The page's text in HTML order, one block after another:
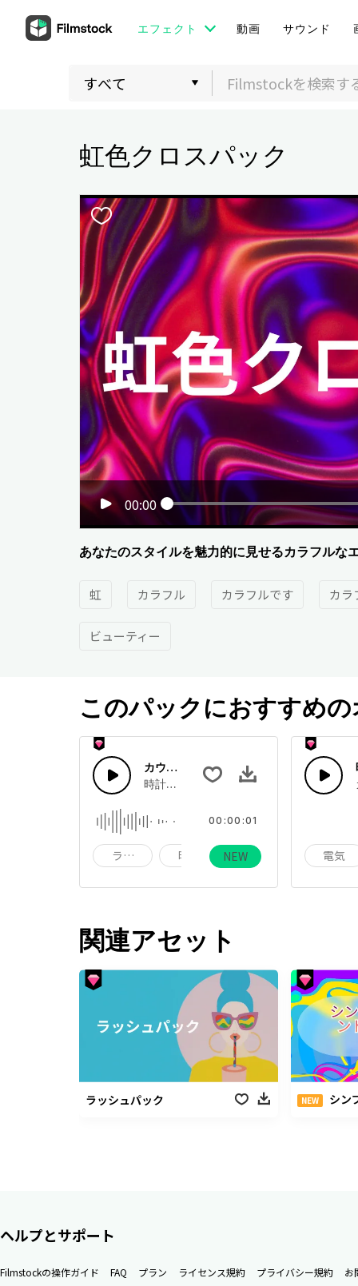
エフェクト 動画 サウンド
虹色クロスパック
00:00
あなたのスタイルを魅力的に見せるカラフルな
虹 カラフル カラフルです カラ
ビューティー
このパックにおすすめ
カウントダウン 67
時計がカウントダウンする音やにぎやか
ライフ 時計 アラーム
00:00:01
NEW 電気
関連アセット
ラッシュパック NEW シンプルファ
ヘルプとサポート
Filmstockの操作ガイド FAQ プラン ライセンス規約 プライバシー規約 お